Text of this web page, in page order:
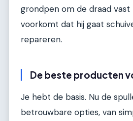
grondpen om de draad
voorkomt dat hij gaat
repareren.
De beste producten
Je hebt de basis. Nu de
betrouwbare opties, van